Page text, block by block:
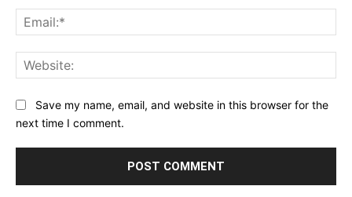
Save my name, email, and website in this browser for the
next time I comment.